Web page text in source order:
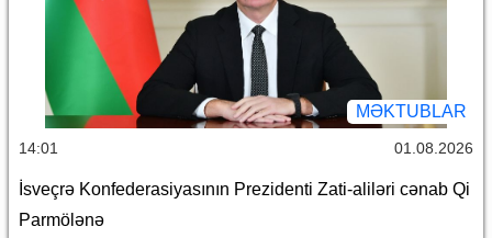
MƏKTUBLAR
14:01 01.08.2026
İsveçrə Konfederasiyasının Prezidenti Zati-aliləri cənab Qi
Parmölənə